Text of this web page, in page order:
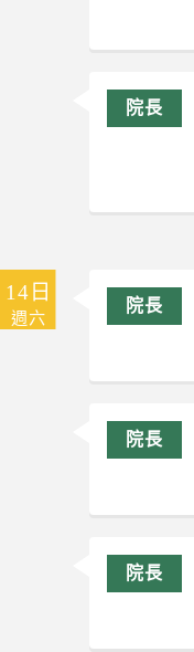
14日
週六